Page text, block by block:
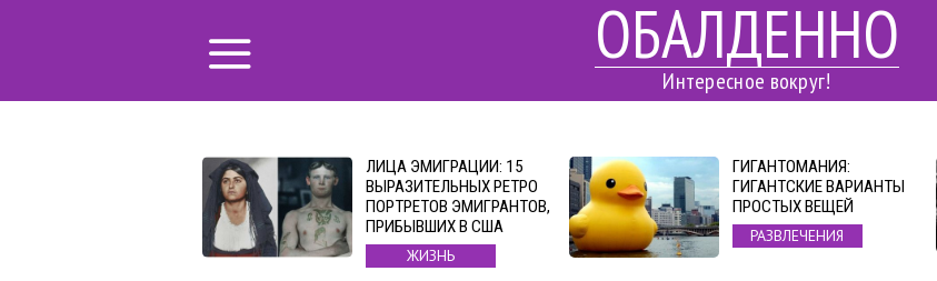
ОБАЛДЕННО
Интересное вокруг!
ЛИЦА ЭМИГРАЦИИ: 15
ВЫРАЗИТЕЛЬНЫХ РЕТРО
ПОРТРЕТОВ ЭМИГРАНТОВ,
ПРИБЫВШИХ В США
ЖИЗНЬ
ГИГАНТОМАНИЯ:
ГИГАНТСКИЕ ВАРИАНТЫ
ПРОСТЫХ ВЕЩЕЙ
РАЗВЛЕЧЕНИЯ